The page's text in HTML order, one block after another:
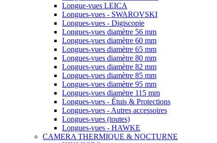
Longue-vues LEICA
Longues-vues - SWAROVSKI
Longues-vues - Digiscopie
Longues-vues diamètre 56 mm
Longues-vues diamètre 60 mm
Longues-vues diamètre 65 mm
Longues-vues diamètre 80 mm
Longues-vues diamètre 82 mm
Longues-vues diamètre 85 mm
Longues-vues diamètre 95 mm
Longues-vues diamètre 115 mm
Longues-vues - Étuis & Protections
Longues-vues - Autres accessoires
Longues-vues (toutes)
Longues-vues - HAWKE
CAMERA THERMIQUE & NOCTURNE